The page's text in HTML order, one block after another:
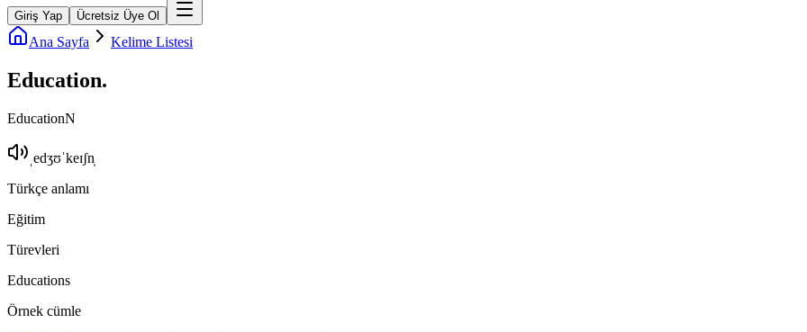
Giriş Yap Ücretsiz Üye Ol
Ana Sayfa Kelime Listesi
Education.
EducationN
ˌedʒʊˈkeɪʃn̩
Türkçe anlamı
Eğitim
Türevleri
Educations
Örnek cümle